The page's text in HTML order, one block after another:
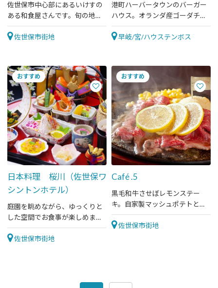
佐世保市中心部にあるいけすの
ある和食屋さんです。旬の地魚
をお楽しみいただけます。
佐世保市街地
港町ハーバータウンのバーガー
ハウス。オランダ産ゴーダチー
ズが相性抜群！
早岐/宮/ハウステンボス
日本料理 桜川（佐世保ワ
シントンホテル）
庭園を眺めながら、ゆっくりと
した空間でお食事が楽しめま
す。2名様からは掘りごたつの個
室でしっくりと。最大70名様ま
佐世保市街地
Café .5
黒毛和牛させぼレモンステー
キ。自家製マッシュポテトと一
緒に食べるとソースや肉汁が絡
み美味しく頂けます
佐世保市街地